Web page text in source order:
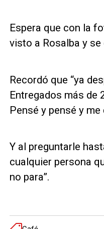
Espera que con la
visto a Rosalba y
Recordó que “ya
Entregados más de
Pensé y pensé y
Y al preguntarle
cualquier persona
no para”.